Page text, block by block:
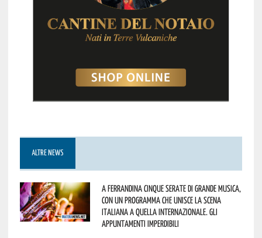
ALTRE NEWS
A Ferrandina cinque serate di grande musica,
con un programma che unisce la scena
italiana a quella internazionale. Gli
appuntamenti imperdibili